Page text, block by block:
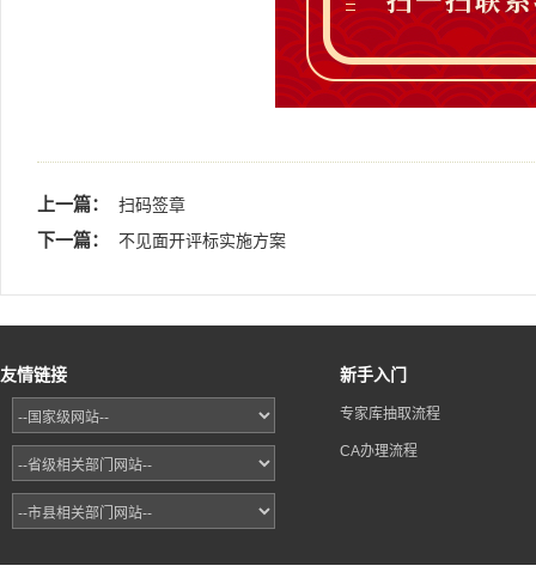
上一篇： 扫码签章
下一篇： 不见面开评标实施方案
友情链接 新手入门
专家库抽取流程
CA办理流程